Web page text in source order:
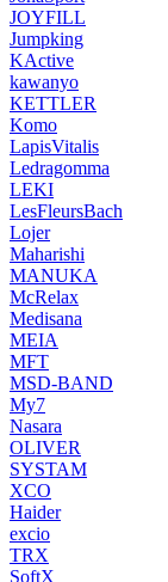
JOYFILL
Jumpking
KActive
kawanyo
KETTLER
Komo
LapisVitalis
Ledragomma
LEKI
LesFleursBach
Lojer
Maharishi
MANUKA
McRelax
Medisana
MEIA
MFT
MSD-BAND
My7
Nasara
OLIVER
SYSTAM
XCO
Haider
excio
TRX
SoftX